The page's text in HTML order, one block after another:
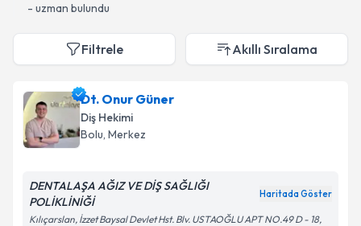
- uzman bulundu
Filtrele Akıllı Sıralama
Dt. Onur Güner
Diş Hekimi
Bolu, Merkez
DENTALAŞA AĞIZ VE DİŞ SAĞLIĞI
POLİKLİNİĞİ
Haritada Göster
Kılıçarslan, İzzet Baysal Devlet Hst. Blv. USTAOĞLU APT NO.49 D - 18,